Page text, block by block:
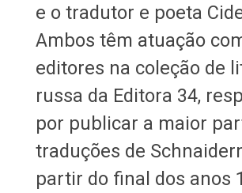
e o tradutor e poeta
Ambos têm atuação
editores na coleção de
russa da Editora 34,
por publicar a maior
traduções de
partir do final dos anos